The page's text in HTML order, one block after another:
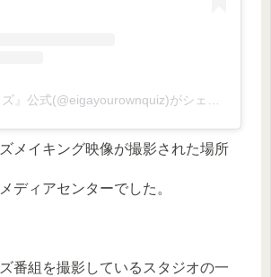
映画『君のクイズ』公式(@eigayourownquiz)がシェアした投稿
メイキング映像が撮影された場所
ディアセンターでした。
番組を撮影しているスタジオの一